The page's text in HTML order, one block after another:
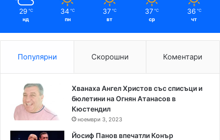
29 ℃
нд
34 ℃
пн
37 ℃
вт
37 ℃
ср
36 ℃
чт
Популярни Скорошни Коментари
Хванаха Ангел Христов със списъци и
бюлетини на Огнян Атанасов в
Кюстендил
ноември 3, 2023
Йосиф Панов впечатли Конър